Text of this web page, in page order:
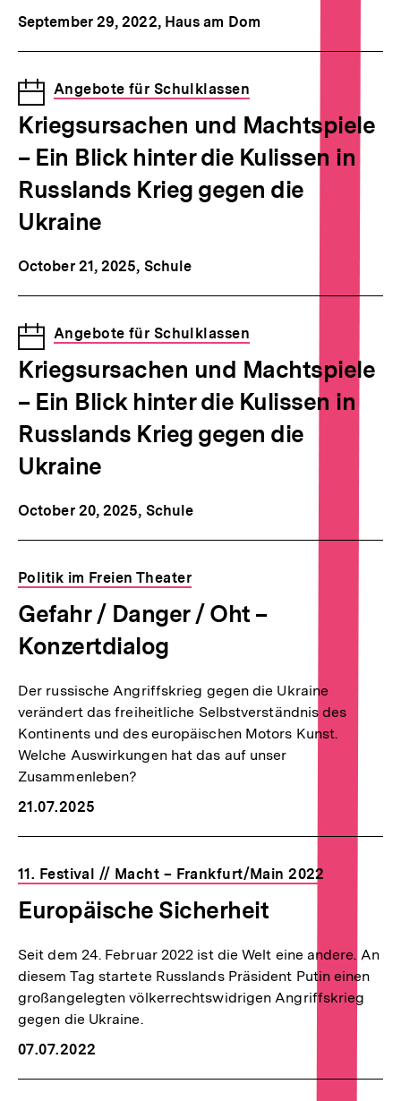
September 29, 2022, Haus am Dom
Veranstaltung
Angebote für Schulklassen
Kriegsursachen und Machtspiele
– Ein Blick hinter die Kulissen in
Russlands Krieg gegen die
Ukraine
October 21, 2025, Schule
Veranstaltung
Angebote für Schulklassen
Kriegsursachen und Machtspiele
– Ein Blick hinter die Kulissen in
Russlands Krieg gegen die
Ukraine
October 20, 2025, Schule
Politik im Freien Theater
Gefahr / Danger / Oht –
Konzertdialog
Der russische Angriffskrieg gegen die Ukraine
verändert das freiheitliche Selbstverständnis des
Kontinents und des europäischen Motors Kunst.
Welche Auswirkungen hat das auf unser
Zusammenleben?
21.07.2025
11. Festival // Macht – Frankfurt/Main 2022
Europäische Sicherheit
Seit dem 24. Februar 2022 ist die Welt eine andere. An
diesem Tag startete Russlands Präsident Putin einen
großangelegten völkerrechtswidrigen Angriffskrieg
gegen die Ukraine.
07.07.2022